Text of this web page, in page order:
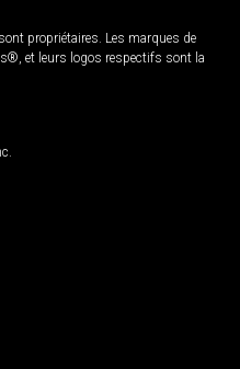
propriétaires. Les marques de
et leurs logos respectifs sont la